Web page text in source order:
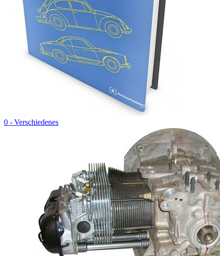
0 - Verschiedenes